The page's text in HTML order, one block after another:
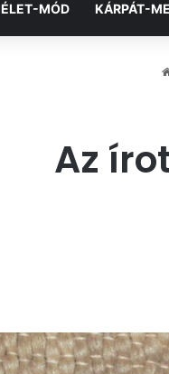
ÉLET-MÓD KÁRPÁT-
Az